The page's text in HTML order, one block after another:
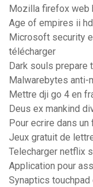
Mozilla firefox
Age of empires ii
Microsoft security
télécharger
Dark souls
Malwarebytes anti-
Mettre dji go 4 en
Deus ex mankind
Pour ecrire dans
Jeux gratuit de
Telecharger netflix
Application pour
Synaptics